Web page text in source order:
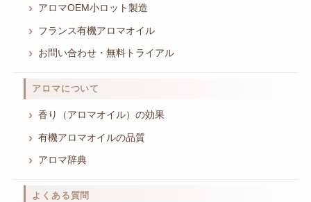
アロマOEM小ロット製造
フランス有機アロマオイル
お問い合わせ・無料トライアル
アロマについて
香り（アロマオイル）の効果
有機アロマオイルの品質
アロマ辞典
よくある質問